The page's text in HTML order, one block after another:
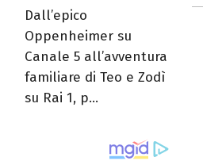
Dall’epico
Oppenheimer su
Canale 5 all’avventura
familiare di Teo e Zodì
su Rai 1, p...